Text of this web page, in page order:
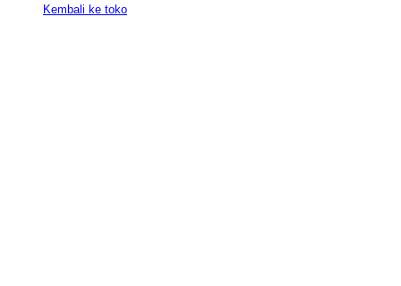
Kembali ke toko